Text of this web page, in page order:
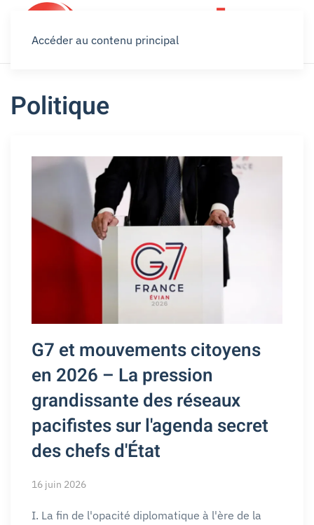
Accéder au contenu principal
Politique
G7 et mouvements citoyens
en 2026 – La pression
grandissante des réseaux
pacifistes sur l'agenda secret
des chefs d'État
16 juin 2026
I. La fin de l'opacité diplomatique à l'ère de la